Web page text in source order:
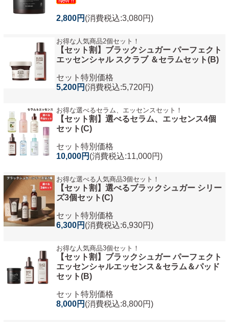
2,800円 (消費税込:3,080円)
お得な人気商品2個セット！
【セット割】ブラックシュガー パーフェクト
エッセンシャル スクラブ ＆セラムセット(B)
セット特別価格
5,200円 (消費税込:5,720円)
お得な選べるセラム、エッセンスセット！
【セット割】選べるセラム、エッセンス4個
セット(C)
セット特別価格
10,000円 (消費税込:11,000円)
お得な選べる人気商品3個セット！
【セット割】選べるブラックシュガー シリー
ズ3個セット(C)
セット特別価格
6,300円 (消費税込:6,930円)
お得な人気商品3個セット！
【セット割】ブラックシュガー パーフェクト
エッセンシャルエッセンス＆セラム＆パッド
セット(B)
セット特別価格
8,000円 (消費税込:8,800円)